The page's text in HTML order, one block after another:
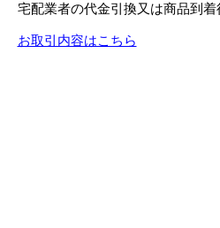
宅配業者の代金引換又は商品到着
お取引内容はこちら